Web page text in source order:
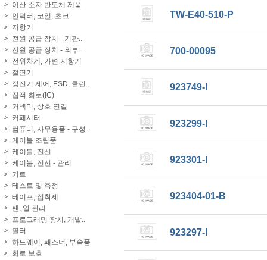
이산 소자 반도체 제품
인덕터, 코일, 초크
저항기
전원 공급 장치 - 기판..
전원 공급 장치 - 외부..
전위차계, 가변 저항기
절연기
정전기 제어, ESD, 클린..
집적 회로(IC)
커넥터, 상호 연결
커패시터
컴퓨터, 사무용품 - 구성..
케이블 조립품
케이블, 전선
케이블, 전선 - 관리
키트
테스트 및 측정
테이프, 접착제
팬, 열 관리
프로그래밍 장치, 개발..
필터
하드웨어, 패스너, 부속품
회로 보호
TW-E40-510-P
700-00095
923749-I
923299-I
923301-I
923404-01-B
923297-I